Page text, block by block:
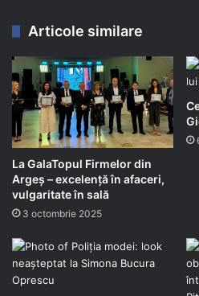
Articole similare
La GalaTopul Firmelor din
Argeș – excelență în afaceri,
vulgaritate în sală
3 octombrie 2025